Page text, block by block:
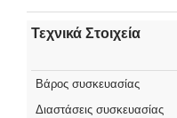
Τεχνικά Στοιχεία
Βάρος συσκευασίας
Διαστάσεις συσκευασίας